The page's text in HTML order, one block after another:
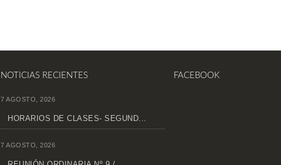
NOTICIAS RECIENTES
7 AGOSTO, 2026
HORARIOS DE CLASES- SEGUND...
7 AGOSTO, 2026
FACEBOOK